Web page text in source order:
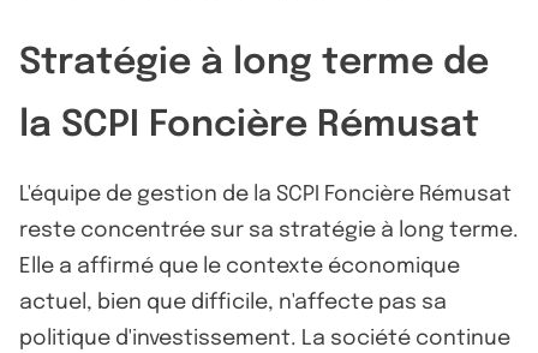
Stratégie à long terme de
la SCPI Foncière Rémusat
L'équipe de gestion de la SCPI Foncière Rémusat
reste concentrée sur sa stratégie à long terme.
Elle a affirmé que le contexte économique
actuel, bien que difficile, n'affecte pas sa
politique d'investissement. La société continue